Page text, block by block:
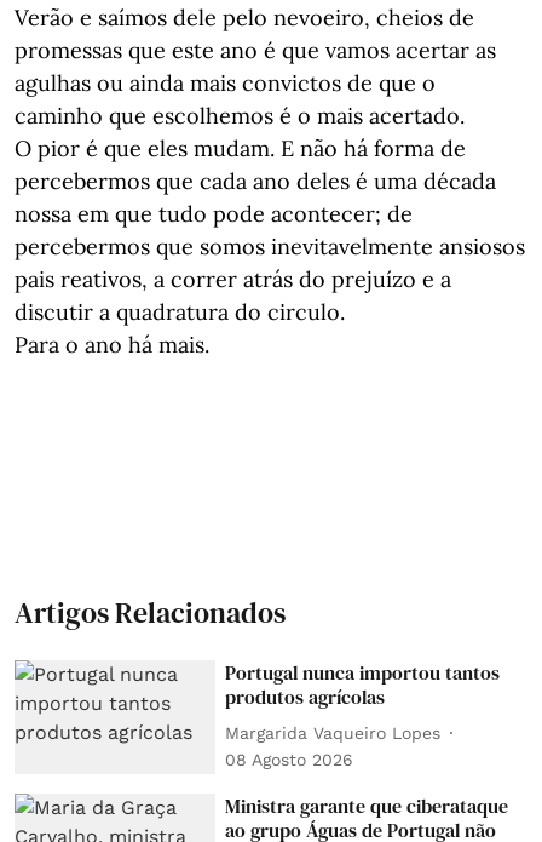
Verão e saímos dele pelo nevoeiro, cheios de
promessas que este ano é que vamos acertar as
agulhas ou ainda mais convictos de que o
caminho que escolhemos é o mais acertado.
O pior é que eles mudam. E não há forma de
percebermos que cada ano deles é uma década
nossa em que tudo pode acontecer; de
percebermos que somos inevitavelmente ansiosos
pais reativos, a correr atrás do prejuízo e a
discutir a quadratura do circulo.
Para o ano há mais.
Artigos Relacionados
Portugal nunca importou tantos
produtos agrícolas
Margarida Vaqueiro Lopes
08 Agosto 2026
Ministra garante que ciberataque
ao grupo Águas de Portugal não